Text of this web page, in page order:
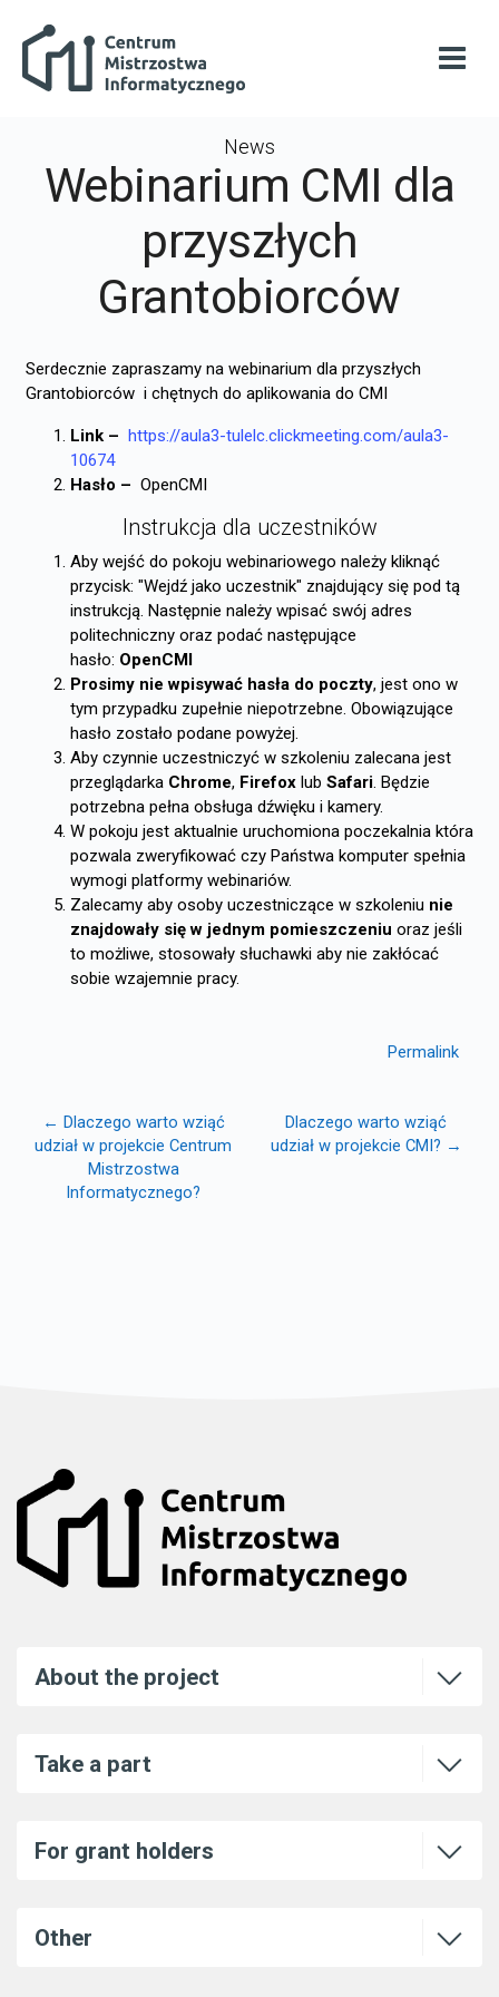
News
Webinarium CMI dla
przyszłych
Grantobiorców
Serdecznie zapraszamy na webinarium dla przyszłych
Grantobiorców i chętnych do aplikowania do CMI
Link – https://aula3-tulelc.clickmeeting.com/aula3-
10674
Hasło – OpenCMI
Instrukcja dla uczestników
Aby wejść do pokoju webinariowego należy kliknąć
przycisk: "Wejdź jako uczestnik" znajdujący się pod tą
instrukcją. Następnie należy wpisać swój adres
politechniczny oraz podać następujące
hasło: OpenCMI
Prosimy nie wpisywać hasła do poczty, jest ono w
tym przypadku zupełnie niepotrzebne. Obowiązujące
hasło zostało podane powyżej.
Aby czynnie uczestniczyć w szkoleniu zalecana jest
przeglądarka Chrome, Firefox lub Safari. Będzie
potrzebna pełna obsługa dźwięku i kamery.
W pokoju jest aktualnie uruchomiona poczekalnia która
pozwala zweryfikować czy Państwa komputer spełnia
wymogi platformy webinariów.
Zalecamy aby osoby uczestniczące w szkoleniu nie
znajdowały się w jednym pomieszczeniu oraz jeśli
to możliwe, stosowały słuchawki aby nie zakłócać
sobie wzajemnie pracy.
Permalink
← Dlaczego warto wziąć
udział w projekcie Centrum
Mistrzostwa
Informatycznego?
Dlaczego warto wziąć
udział w projekcie CMI? →
About the project Open
Take a part Open
For grant holders Open
Other Open